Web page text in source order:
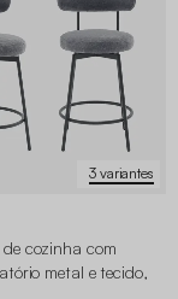
3 variantes
cozinha com
metal e tecido,